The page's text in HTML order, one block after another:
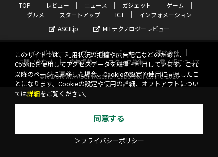
TOP レビュー ニュース ガジェット
ゲーム
グルメ
スタートアップ ICT
インフォメーション
ASCII.jp
MITテクノロジーレビュー
サイトポリシー プライバシーポリシー
運営会社
お問い合わせ
広告掲載 スタッフ募集
電子版について
©KADOKAWA ASCII Research Laboratories, Inc. 2026
このサイトでは、利用状況の把握や広告配信などのために、
Cookieを使用してアクセスデータを取得・利用しています。これ
以降のページに遷移した場合、Cookieの設定や使用に同意したこ
とになります。Cookieの設定や使用の詳細、オプトアウトについ
ては詳細 をご覧ください。
同意する
＞プライバシーポリシー